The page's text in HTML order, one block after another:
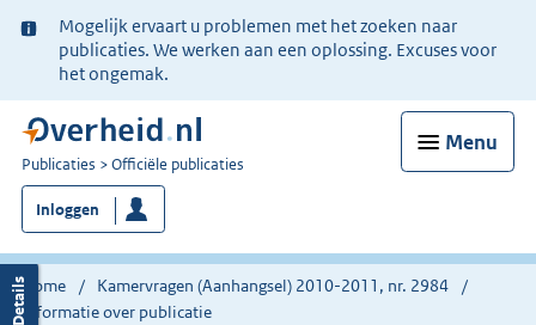
Ter
informatie:
Mogelijk ervaart u problemen met het zoeken naar
publicaties. We werken aan een oplossing. Excuses voor
het ongemak.
Menu
U
bent
nu
hier:
Publicaties Officiële publicaties
Inloggen
Home
Kamervragen (Aanhangsel) 2010-2011, nr. 2984
Informatie over publicatie